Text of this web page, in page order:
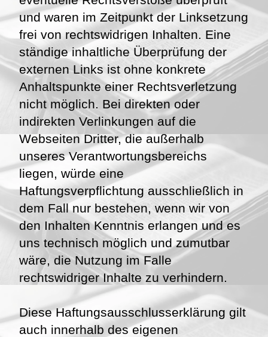
und waren im Zeitpunkt der Linksetzung
frei von rechtswidrigen Inhalten. Eine
ständige inhaltliche Überprüfung der
externen Links ist ohne konkrete
Anhaltspunkte einer Rechtsverletzung
nicht möglich. Bei direkten oder
indirekten Verlinkungen auf die
Webseiten Dritter, die außerhalb
unseres Verantwortungsbereichs
liegen, würde eine
Haftungsverpflichtung ausschließlich in
dem Fall nur bestehen, wenn wir von
den Inhalten Kenntnis erlangen und es
uns technisch möglich und zumutbar
wäre, die Nutzung im Falle
rechtswidriger Inhalte zu verhindern.
Diese Haftungsausschlusserklärung gilt
auch innerhalb des eigenen